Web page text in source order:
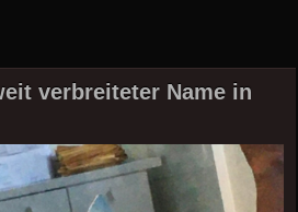
verbreiteter Name in